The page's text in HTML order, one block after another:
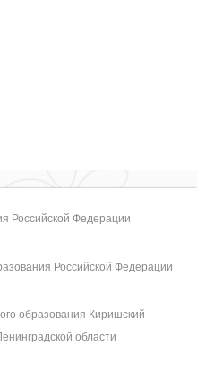
Российской Федерации
Российской Федерации
образования Киришский
области